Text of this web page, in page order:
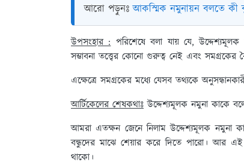
আরো পড়ুনঃআকস্মিক নমুনায়ন বলতে কী
উপসংহার :পরিশেষে বলা যায় যে, উদ্দেশ্যমূলক
সম্ভাবনা তত্ত্বের কোনো গুরুত্ব নেই এবং সমগ্রকের
এক্ষেত্রে সমগ্রকের মধ্যে যেসব তথ্যকে
আর্টিকেলের শেষকথাঃ উদ্দেশ্যমূলক নমুনা কাকে
আমরা এতক্ষন জেনে নিলাম উদ্দেশ্যমূলক নমুনা
বন্ধুদের মাঝে শেয়ার করে দিতে পারো। আর
থাকো।